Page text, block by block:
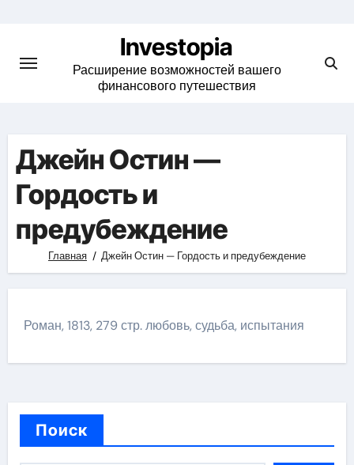
content
Investopia
Расширение возможностей вашего
финансового путешествия
Джейн Остин —
Гордость и
предубеждение
Главная Джейн Остин — Гордость и предубеждение
Роман, 1813, 279 стр. любовь, судьба, испытания
Поиск